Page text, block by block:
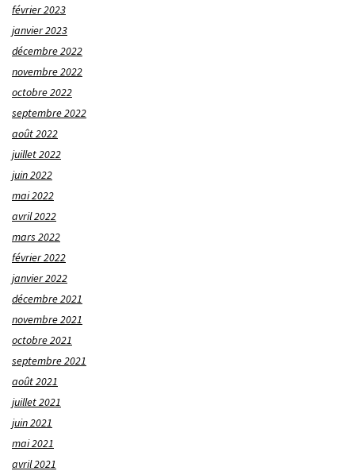
février 2023
janvier 2023
décembre 2022
novembre 2022
octobre 2022
septembre 2022
août 2022
juillet 2022
juin 2022
mai 2022
avril 2022
mars 2022
février 2022
janvier 2022
décembre 2021
novembre 2021
octobre 2021
septembre 2021
août 2021
juillet 2021
juin 2021
mai 2021
avril 2021